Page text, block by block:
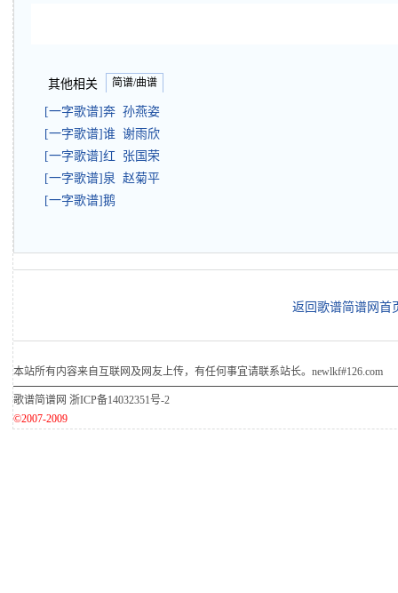
其他相关 简谱/曲谱
[一字歌谱]奔 孙燕姿
[一字歌谱]谁 谢雨欣
[一字歌谱]红 张国荣
[一字歌谱]泉 赵菊平
[一字歌谱]鹅
返回歌谱简谱网首
本站所有内容来自互联网及网友上传，有任何事宜请联系站长。newlkf#126.com
歌谱简谱网 浙ICP备14032351号-2
©2007-2009